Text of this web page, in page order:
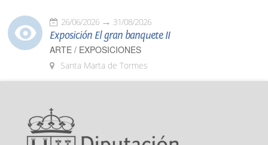
26/06/2026 31/08/2026
Exposición El gran banquete II
ARTE / EXPOSICIONES
Santa Marta de Tormes